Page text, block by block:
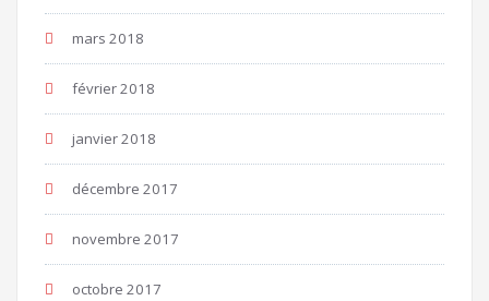
mars 2018
février 2018
janvier 2018
décembre 2017
novembre 2017
octobre 2017